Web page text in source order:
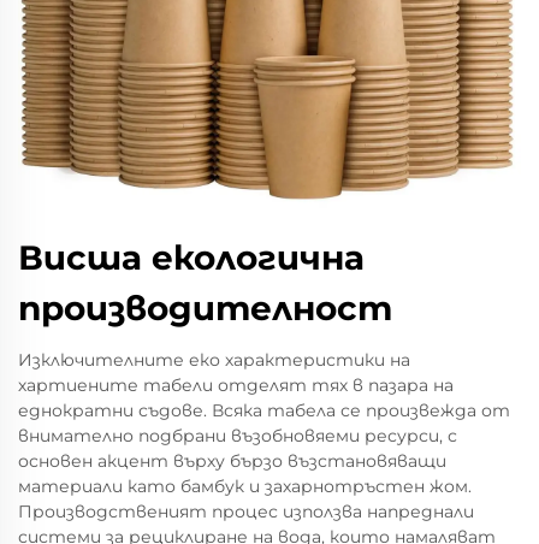
Висша екологична
производителност
Изключителните еко характеристики на
хартиените табели отделят тях в пазара на
еднократни съдове. Всяка табела се произвежда от
внимателно подбрани възобновяеми ресурси, с
основен акцент върху бързо възстановяващи
материали като бамбук и захарнотръстен жом.
Производственият процес използва напреднали
системи за рециклиране на вода, които намаляват